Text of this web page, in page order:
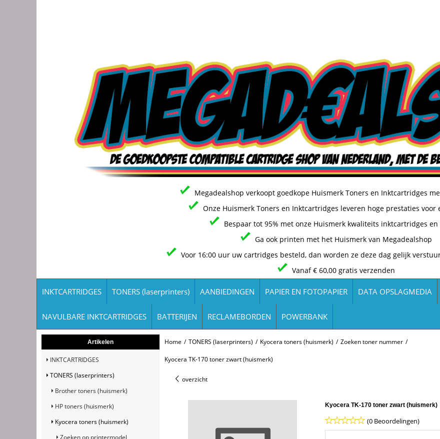
Megadealshop verkoopt goedkope Huismerk Toners en Inktcartridges
Onze Huismerk Toners en Inktcartridges leveren hoge prestaties voor
Bespaar tot 95% met onze Huismerk kwaliteits inktcartridges en
Ga ook printen met het Huismerk van Megadealshop
Voor 16:00 uur uw cartridges besteld, dan worden ze deze dag gelijk
Vanaf € 60,00 gratis verzenden
INKTCARTRIDGES TONERS (laserprinters) AANBIEDINGEN PAPIER EN FOTOPAPIER DATA OPSLAGMEDIA
NAVULBARE INKTCARTRIDGES BATTERIJEN RECLAMEBORDEN POWERBANK
Artikelen
INKTCARTRIDGES
TONERS (laserprinters)
Brother toners (huismerk)
HP toners (huismerk)
Kyocera toners (huismerk)
Zoeken op printermodel
Home / TONERS (laserprinters) / Kyocera toners (huismerk) / Zoeken toner nummer /
Kyocera TK-170 toner zwart (huismerk)
overzicht
Kyocera TK-170 toner zwart (huismerk)
(0 Beoordelingen)